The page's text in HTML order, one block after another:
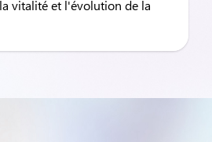
vitalité et l'évolution de la